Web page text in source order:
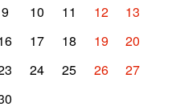
9 10 11 12
13
17 18 19
20
24 25 26
27